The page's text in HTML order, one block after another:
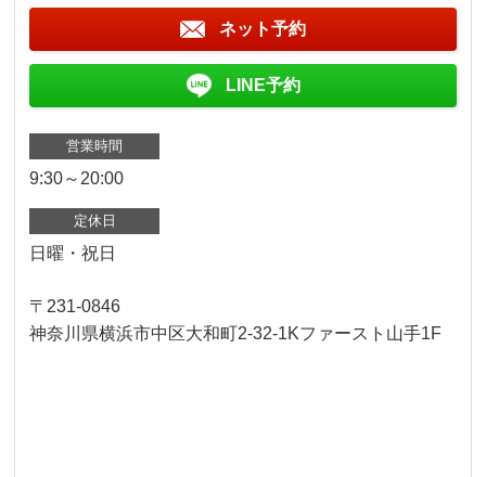
ネット予約
LINE予約
営業時間
9:30～20:00
定休日
日曜・祝日
〒231-0846
神奈川県横浜市中区大和町2-32-1Kファースト山手1F